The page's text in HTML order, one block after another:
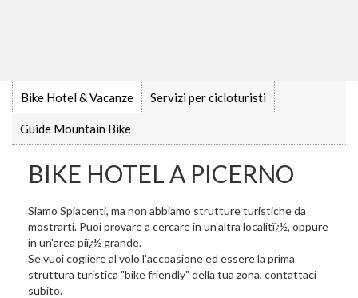
Bike Hotel & Vacanze Servizi per cicloturisti
Guide Mountain Bike
BIKE HOTEL A PICERNO
Siamo Spiacenti, ma non abbiamo strutture turistiche da
mostrarti. Puoi provare a cercare in un'altra localitï¿½, oppure
in un'area piï¿½ grande.
Se vuoi cogliere al volo l'accoasione ed essere la prima
struttura turistica "bike friendly" della tua zona, contattaci
subito.